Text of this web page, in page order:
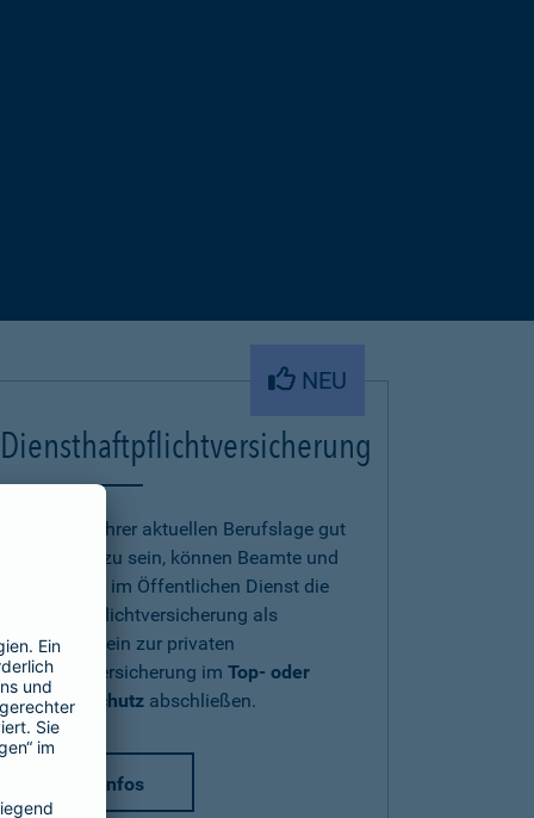
NEU
Diensthaftpflichtversicherung
Um auch in Ihrer aktuellen Berufslage gut
abgesichert zu sein, können Beamte und
Beschäftigte im Öffentlichen Dienst die
Diensthaftpflichtversicherung als
Zusatzbaustein zur privaten
Haftpflichtversicherung imTop- oder
Premium-Schutz abschließen.
mehr Infos